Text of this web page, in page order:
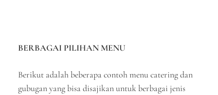
BERBAGAI PILIHAN MENU
Berikut adalah beberapa contoh menu catering dan
gubugan yang bisa disajikan untuk berbagai jenis